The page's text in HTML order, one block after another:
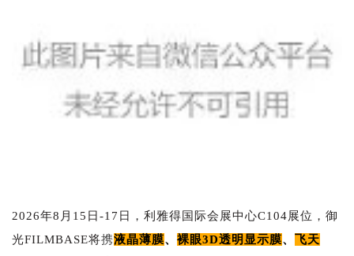
2026年8月15日-17日，利雅得国际会展中心C104展位， 御
光FILMBASE将携液晶薄膜、 裸眼3D透明显示膜、 飞天